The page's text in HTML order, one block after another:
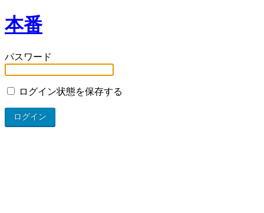
本番
パスワード
ログイン状態を保存する